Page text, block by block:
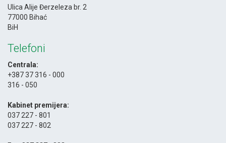
Ulica Alije Đerzeleza br. 2
77000 Bihać
BiH
Telefoni
Centrala:
+387 37 316 - 000
316 - 050
Kabinet premijera:
037 227 - 801
037 227 - 802